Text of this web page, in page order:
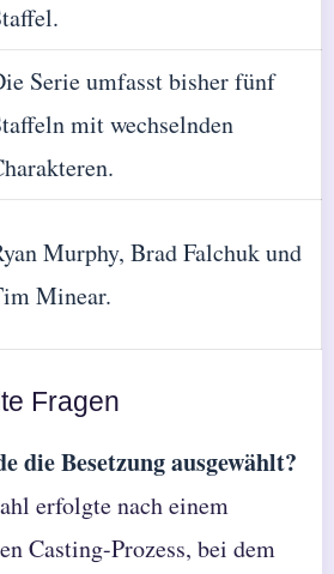
Serie umfasst bisher fünf
mit wechselnden
Murphy, Brad Falchuk und
Minear.
Fragen
die Besetzung ausgewählt?
erfolgte nach einem
Casting-Prozess, bei dem